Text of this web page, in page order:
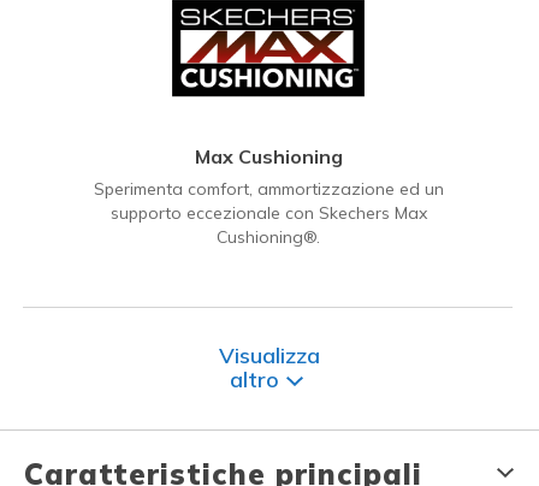
Max Cushioning
Sperimenta comfort, ammortizzazione ed un
supporto eccezionale con Skechers Max
Cushioning®.
Visualizza
altro
Caratteristiche principali